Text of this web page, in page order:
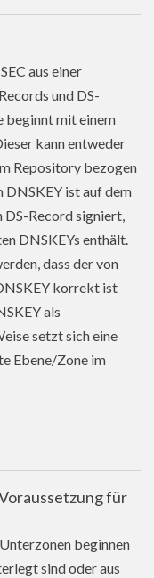
aus einer
und DS-
beginnt mit einem
kann entweder
Repository bezogen
ist auf dem
DS-Record signiert,
DNSKEYs enthält.
dass der von
korrekt ist
als
setzt sich eine
Ebene/Zone im
für
beginnen
sind oder aus